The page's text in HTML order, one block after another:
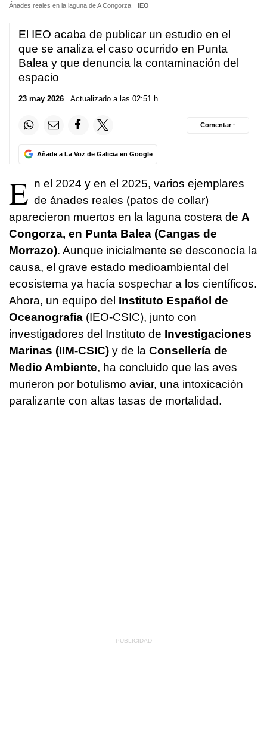
Ánades reales en la laguna de A Congorza IEO
El IEO acaba de publicar un estudio en el
que se analiza el caso ocurrido en Punta
Balea y que denuncia la contaminación del
espacio
23 may 2026 . Actualizado a las 02:51 h.
Añade a La Voz de Galicia en Google
Comentar ·
E n el 2024 y en el 2025, varios ejemplares
de ánades reales (patos de collar)
aparecieron muertos en la laguna costera de A
Congorza, en Punta Balea (Cangas de
Morrazo). Aunque inicialmente se desconocía la
causa, el grave estado medioambiental del
ecosistema ya hacía sospechar a los científicos.
Ahora, un equipo del Instituto Español de
Oceanografía (IEO-CSIC), junto con
investigadores del Instituto de Investigaciones
Marinas (IIM-CSIC) y de la Consellería de
Medio Ambiente, ha concluido que las aves
murieron por botulismo aviar, una intoxicación
paralizante con altas tasas de mortalidad.